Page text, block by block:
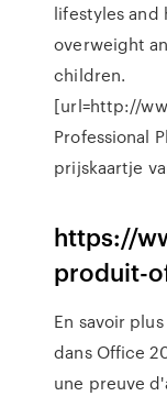
lifestyles and
overweight
children.
[url=http://
Professional
prijskaartje
https://
produit-
En savoir
dans Office
une preuve